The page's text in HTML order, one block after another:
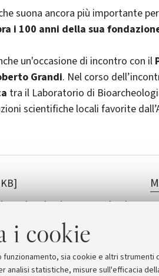
i cookie
sia cookie e altri
statistiche, misure sull'efficacia
suona ancora più importante
i 100 anni della sua
un'occasione di incontro con il
Grandi. Nel corso
tra il Laboratorio di
scientifiche locali favorite
e Osteologia